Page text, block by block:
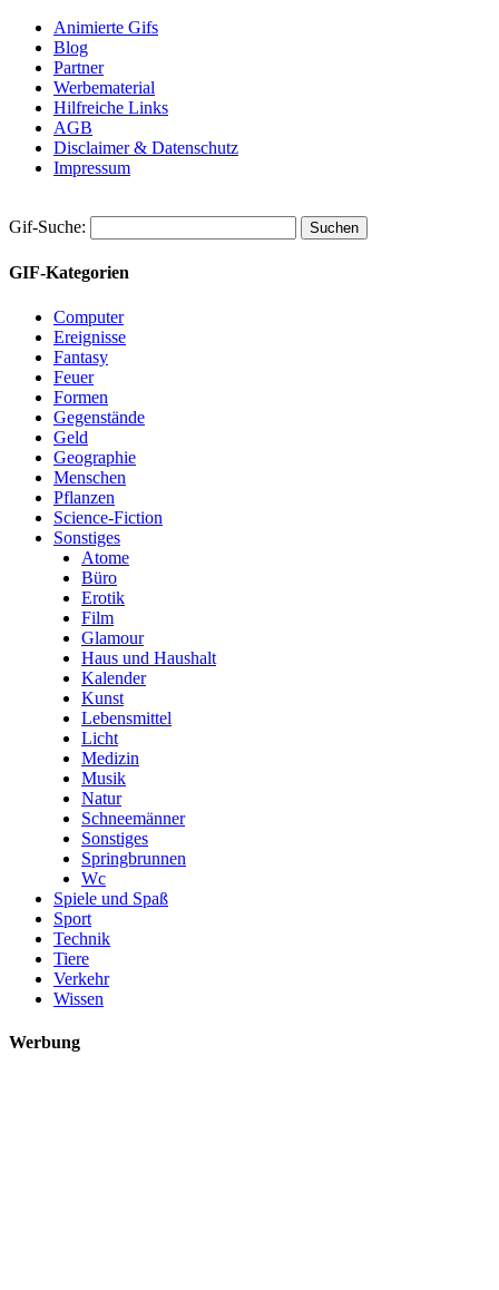
Animierte Gifs
Blog
Partner
Werbematerial
Hilfreiche Links
AGB
Disclaimer & Datenschutz
Impressum
Gif-Suche:
GIF-Kategorien
Computer
Ereignisse
Fantasy
Feuer
Formen
Gegenstände
Geld
Geographie
Menschen
Pflanzen
Science-Fiction
Sonstiges
Atome
Büro
Erotik
Film
Glamour
Haus und Haushalt
Kalender
Kunst
Lebensmittel
Licht
Medizin
Musik
Natur
Schneemänner
Sonstiges
Springbrunnen
Wc
Spiele und Spaß
Sport
Technik
Tiere
Verkehr
Wissen
Werbung